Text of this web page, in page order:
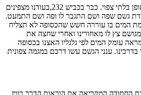
החורף בישראל מתנהג באופן בלתי צפוי. כבר בכביש 232,בעודנו מצפינים
גשם שפה ושם התגבר לו ופה ושם התמעט.
המים בו עוררה חשש שהכסופה לא תצליח
צץ לו מאחורינו ואחרי שחצה את
עומק המים לפי גלגליו האצנו בכסופה
ענני הגשם עשו דרכם במגמה צפונית